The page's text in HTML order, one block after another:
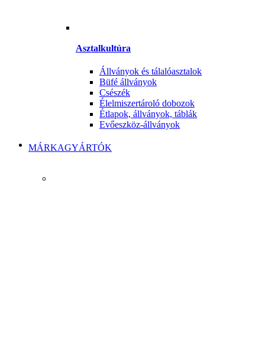
Asztalkultúra
Állványok és tálalóasztalok
Büfé állványok
Csészék
Élelmiszertároló dobozok
Étlapok, állványok, táblák
Evőeszköz-állványok
MÁRKAGYÁRTÓK